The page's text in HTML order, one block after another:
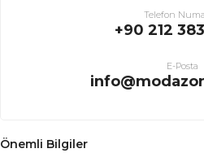
Telefon
+90 212
E-Posta
Önemli Bilgiler